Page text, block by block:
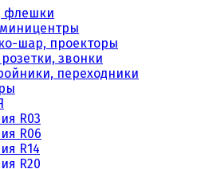
флешки
шар, проекторы
звонки
переходники
R03
R06
R14
R20